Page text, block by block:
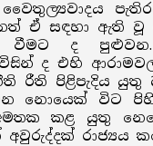
ඒ සඳහා ඇති වූ
වීමට ද පුළුවන.
ද එහි
රීති පිළිපැදිය
නොයෙක් විට
කළ යුතු
රාජ්‍යය